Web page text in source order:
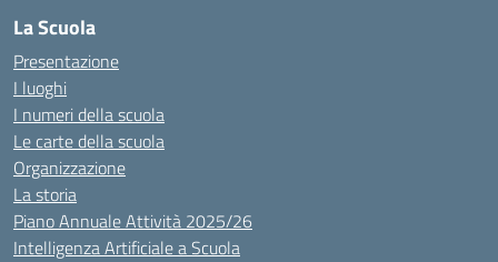
La Scuola
Presentazione
I luoghi
I numeri della scuola
Le carte della scuola
Organizzazione
La storia
Piano Annuale Attività 2025/26
Intelligenza Artificiale a Scuola